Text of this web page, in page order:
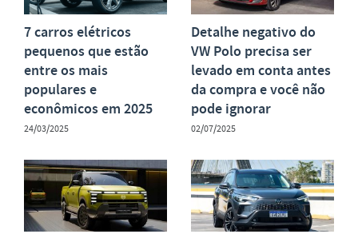
7 carros elétricos
pequenos que estão
entre os mais
populares e
econômicos em 2025
24/03/2025
Detalhe negativo do
VW Polo precisa ser
levado em conta antes
da compra e você não
pode ignorar
02/07/2025